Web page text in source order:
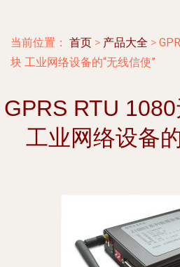
当前位置： 首页 > 产品大全 >
块 工业网络设备的“无线信使”
GPRS RTU
工业网络设备